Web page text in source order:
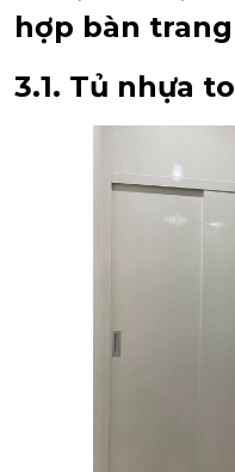
hợp bàn
3.1. Tủ nhựa